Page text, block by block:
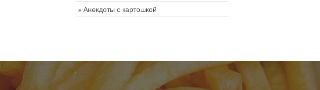
Анекдоты с картошкой